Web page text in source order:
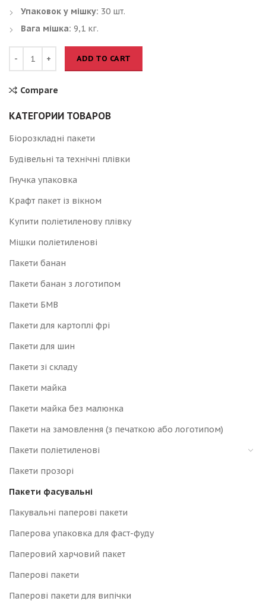
Упаковок у мішку: 30 шт.
Вага мішка: 9,1 кг.
ADD TO CART
Compare
КАТЕГОРИИ ТОВАРОВ
Біорозкладні пакети
Будівельні та технічні плівки
Гнучка упаковка
Крафт пакет із вікном
Купити поліетиленову плівку
Мішки поліетиленові
Пакети банан
Пакети банан з логотипом
Пакети БМВ
Пакети для картоплі фрі
Пакети для шин
Пакети зі складу
Пакети майка
Пакети майка без малюнка
Пакети на замовлення (з печаткою або логотипом)
Пакети поліетиленові
Пакети прозорі
Пакети фасувальні
Пакувальні паперові пакети
Паперова упаковка для фаст-фуду
Паперовий харчовий пакет
Паперові пакети
Паперові пакети для випічки